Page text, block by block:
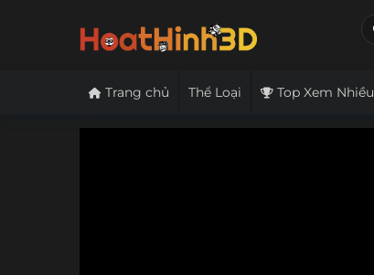
Trang chủ Thể Loại Top Xem Nhiều